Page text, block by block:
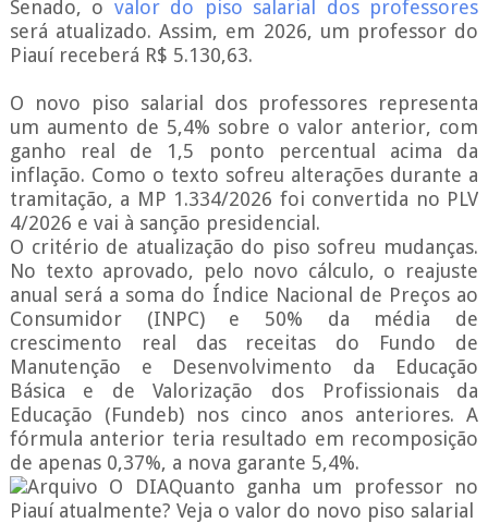
Senado, o valor do piso salarial dos professores
será atualizado. Assim, em 2026, um professor do
Piauí receberá R$ 5.130,63.
O novo piso salarial dos professores representa
um aumento de 5,4% sobre o valor anterior, com
ganho real de 1,5 ponto percentual acima da
inflação. Como o texto sofreu alterações durante a
tramitação, a MP 1.334/2026 foi convertida no PLV
4/2026 e vai à sanção presidencial.
O critério de atualização do piso sofreu mudanças.
No texto aprovado, pelo novo cálculo, o reajuste
anual será a soma do Índice Nacional de Preços ao
Consumidor (INPC) e 50% da média de
crescimento real das receitas do Fundo de
Manutenção e Desenvolvimento da Educação
Básica e de Valorização dos Profissionais da
Educação (Fundeb) nos cinco anos anteriores. A
fórmula anterior teria resultado em recomposição
de apenas 0,37%, a nova garante 5,4%.
Arquivo O DIAQuanto ganha um professor no
Piauí atualmente? Veja o valor do novo piso salarial